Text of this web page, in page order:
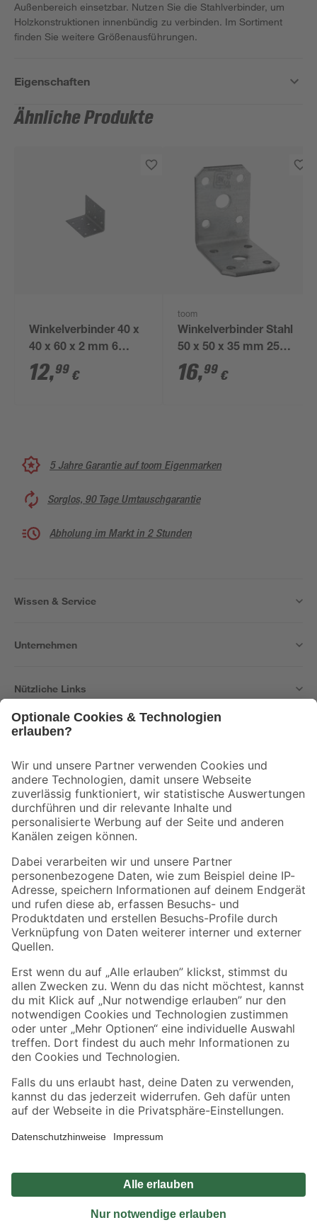
Außenbereich einsetzbar. Nutzen Sie die Stahlverbinder, um
Holzkonstruktionen innenbündig zu verbinden. Im Sortiment
finden Sie weitere Größenausführungen.
Eigenschaften
Ähnliche Produkte
Winkelverbinder 40 x
40 x 60 x 2 mm 6
Stück
12,99 €
toom
Winkelverbinder Stahl
50 x 50 x 35 mm 25
Stück
16,99 €
5 Jahre Garantie auf toom Eigenmarken
Sorglos, 90 Tage Umtauschgarantie
Abholung im Markt in 2 Stunden
Wissen & Service
Unternehmen
Nützliche Links
Der toom Newsletter: Keine Angebote und Aktionen mehr verpassen!
Zur Newsletter Anmeldung
Folge uns
Zahlungsarten Versandarten
Sicher einkaufen
Jetzt die toom-App herunterladen
Alle Preisangaben in EUR inkl. gesetzl. MwSt.. Die dargestellten Angebote sind unter
Umständen nicht in allen Märkten verfügbar. Die angegebenen Verfügbarkeiten beziehen
Produkte nur solange der Vorrat reicht.
*Paketversand ab 59 € versandkostenfrei, gilt nicht für Artikel mit Speditionsversand, hier
Privatsphäre Impressum
Nutzungsbedingungen
Widerrufsrecht
Vertrag widerrufen